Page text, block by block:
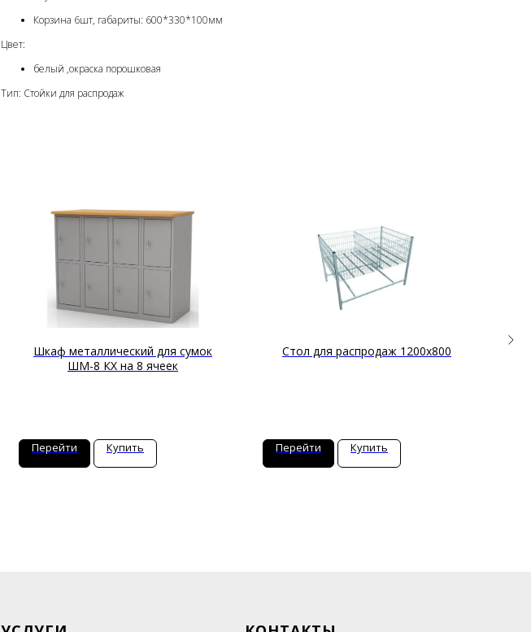
Корзина 6шт, габариты: 600*330*100мм
Цвет:
белый ,окраска порошковая
Тип: Стойки для распродаж
Шкаф металлический для сумок
ШМ-8 КХ на 8 ячеек
Перейти Купить
Стол для распродаж 1200х800
Перейти Купить